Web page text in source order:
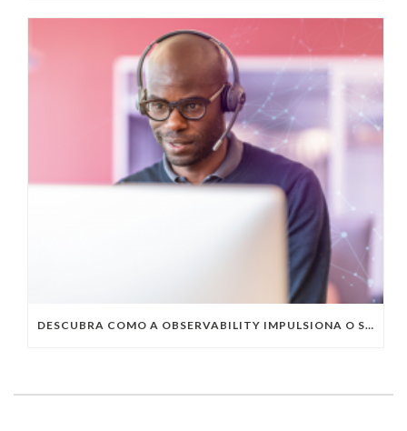
DESCUBRA COMO A OBSERVABILITY IMPULSIONA O SUCESSO DO SEU NEGÓCIO